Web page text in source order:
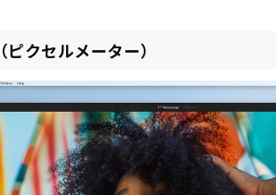
クセルメーター）